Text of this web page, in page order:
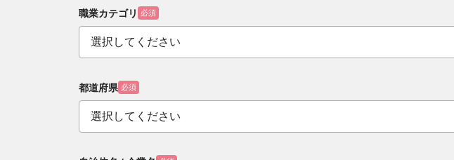
職業カテゴリ 必須
都道府県 必須